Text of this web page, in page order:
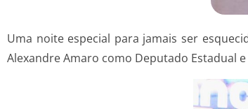
Uma noite especial para jamais ser
Alexandre Amaro como Deputado Estadual